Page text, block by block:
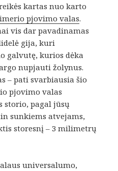
kartas nuo karto
pjovimo valas.
vis dar pavadinamas
gija, kuri
galvutę, kurios dėka
nupjauti žolynus.
– pati svarbiausia šio
pjovimo valas
storio, pagal jūsų
sunkiems atvejams,
storesnį – 3 milimetrų
universalumo,